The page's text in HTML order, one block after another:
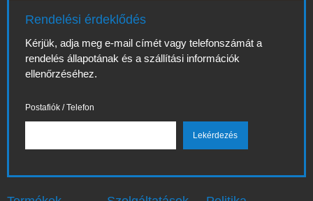
Rendelési érdeklődés
Kérjük, adja meg e-mail címét vagy telefonszámát a
rendelés állapotának és a szállítási információk
ellenőrzéséhez.
Postafiók / Telefon